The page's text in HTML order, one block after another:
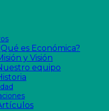
es Económica?
y Visión
equipo